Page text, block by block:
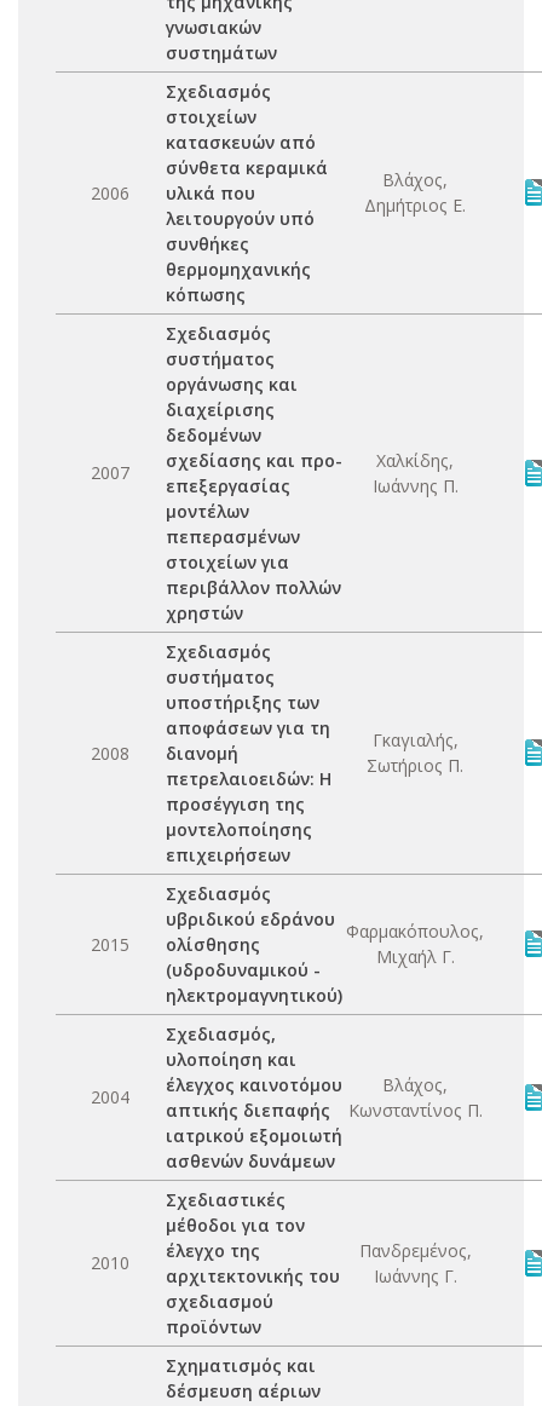
γνωσιακών
συστημάτων
2006
Σχεδιασμός
στοιχείων
κατασκευών από
σύνθετα κεραμικά
υλικά που
λειτουργούν υπό
συνθήκες
θερμομηχανικής
κόπωσης
Βλάχος,
Δημήτριος Ε.
2007
Σχεδιασμός
συστήματος
οργάνωσης και
διαχείρισης
δεδομένων
σχεδίασης και προ-
επεξεργασίας
μοντέλων
πεπερασμένων
στοιχείων για
περιβάλλον πολλών
χρηστών
Χαλκίδης,
Ιωάννης Π.
2008
Σχεδιασμός
συστήματος
υποστήριξης των
αποφάσεων για τη
διανομή
πετρελαιοειδών: Η
προσέγγιση της
μοντελοποίησης
επιχειρήσεων
Γκαγιαλής,
Σωτήριος Π.
2015
Σχεδιασμός
υβριδικού εδράνου
ολίσθησης
(υδροδυναμικού -
ηλεκτρομαγνητικού)
Φαρμακόπουλος,
Μιχαήλ Γ.
2004
Σχεδιασμός,
υλοποίηση και
έλεγχος καινοτόμου
απτικής διεπαφής
ιατρικού εξομοιωτή
ασθενών δυνάμεων
Βλάχος,
Κωνσταντίνος Π.
2010
Σχεδιαστικές
μέθοδοι για τον
έλεγχο της
αρχιτεκτονικής του
σχεδιασμού
προϊόντων
Πανδρεμένος,
Ιωάννης Γ.
Σχηματισμός και
δέσμευση αέριων